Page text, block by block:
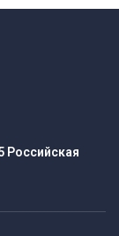
Российская